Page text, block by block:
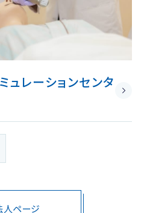
ュレーションセンタ
人ページ